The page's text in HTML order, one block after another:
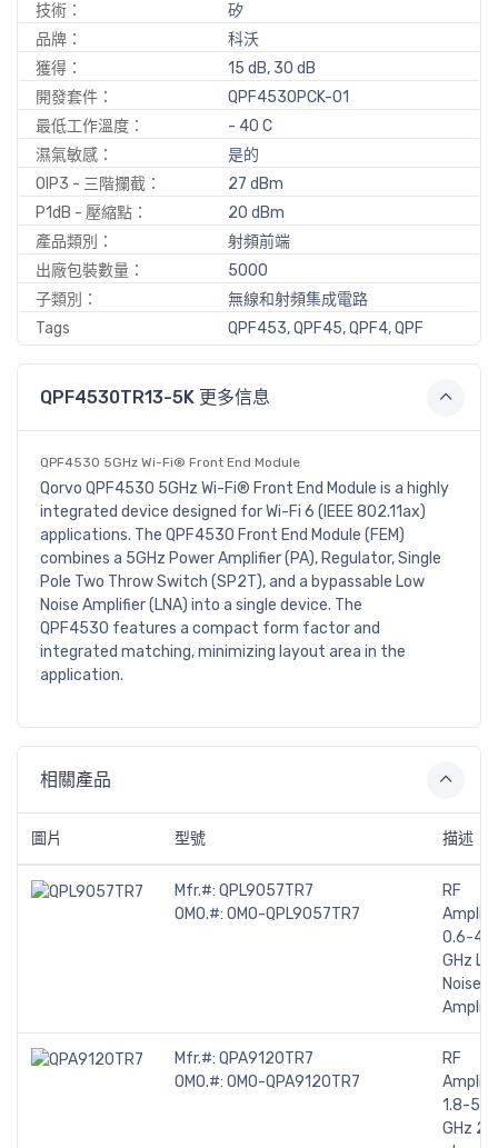
技術：
矽
品牌：
科沃
獲得：
15 dB, 30 dB
開發套件：
QPF4530PCK-01
最低工作溫度：
- 40 C
濕氣敏感：
是的
OIP3 - 三階攔截：
27 dBm
P1dB - 壓縮點：
20 dBm
產品類別：
射頻前端
出廠包裝數量：
5000
子類別：
無線和射頻集成電路
Tags
QPF453, QPF45, QPF4, QPF
QPF4530TR13-5K 更多信息
QPF4530 5GHz Wi-Fi® Front End Module
Qorvo QPF4530 5GHz Wi-Fi® Front End Module is a highly
integrated device designed for Wi-Fi 6 (IEEE 802.11ax)
applications. The QPF4530 Front End Module (FEM)
combines a 5GHz Power Amplifier (PA), Regulator, Single
Pole Two Throw Switch (SP2T), and a bypassable Low
Noise Amplifier (LNA) into a single device. The
QPF4530 features a compact form factor and
integrated matching, minimizing layout area in the
application.
相關產品
圖片 型號 描述
Mfr.#: QPL9057TR7
OMO.#: OMO-QPL9057TR7
RF
0.6-4.2
GHz
Noise
Mfr.#: QPA9120TR7
OMO.#: OMO-QPA9120TR7
RF
1.8-5.0
GHz 2-